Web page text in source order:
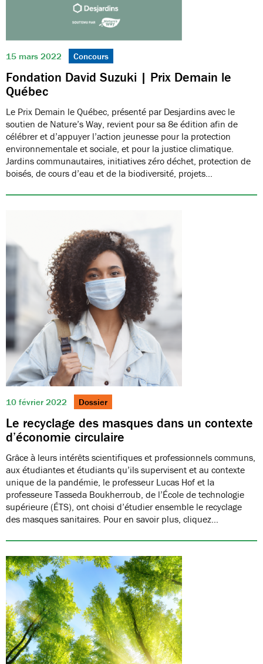
15 mars 2022 Concours
Fondation David Suzuki | Prix Demain le
Québec
Le Prix Demain le Québec, présenté par Desjardins avec le
soutien de Nature’s Way, revient pour sa 8e édition afin de
célébrer et d’appuyer l’action jeunesse pour la protection
environnementale et sociale, et pour la justice climatique.
Jardins communautaires, initiatives zéro déchet, protection de
boisés, de cours d’eau et de la biodiversité, projets…
10 février 2022 Dossier
Le recyclage des masques dans un contexte
d’économie circulaire
Grâce à leurs intérêts scientifiques et professionnels communs,
aux étudiantes et étudiants qu’ils supervisent et au contexte
unique de la pandémie, le professeur Lucas Hof et la
professeure Tasseda Boukherroub, de l’École de technologie
supérieure (ÉTS), ont choisi d’étudier ensemble le recyclage
des masques sanitaires. Pour en savoir plus, cliquez…